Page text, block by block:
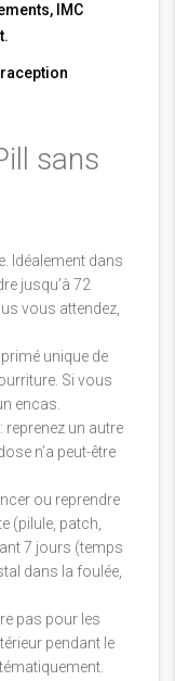
IMC
sans
Idéalement dans
jusqu’à 72
vous attendez,
unique de
Si vous
encas.
un autre
n’a peut-être
ou reprendre
(pilule, patch,
7 jours (temps
dans la foulée,
pas pour les
pendant le